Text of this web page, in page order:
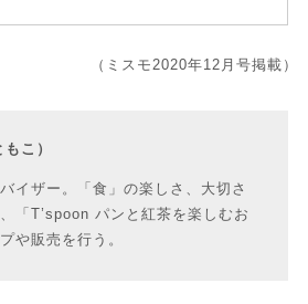
（ミスモ2020年12月号掲載）
こ）
イザー。「食」の楽しさ、大切さ
「T’spoon パンと紅茶を楽しむお
や販売を行う。